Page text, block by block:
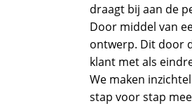
draagt bij aan de
Door middel van
ontwerp. Dit door
klant met als
We maken
stap voor stap